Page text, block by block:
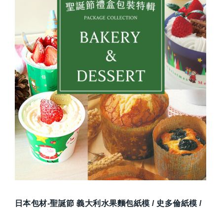
日本包材-聖誕節 義大利水果麵包紙模 / 史多倫紙模 /